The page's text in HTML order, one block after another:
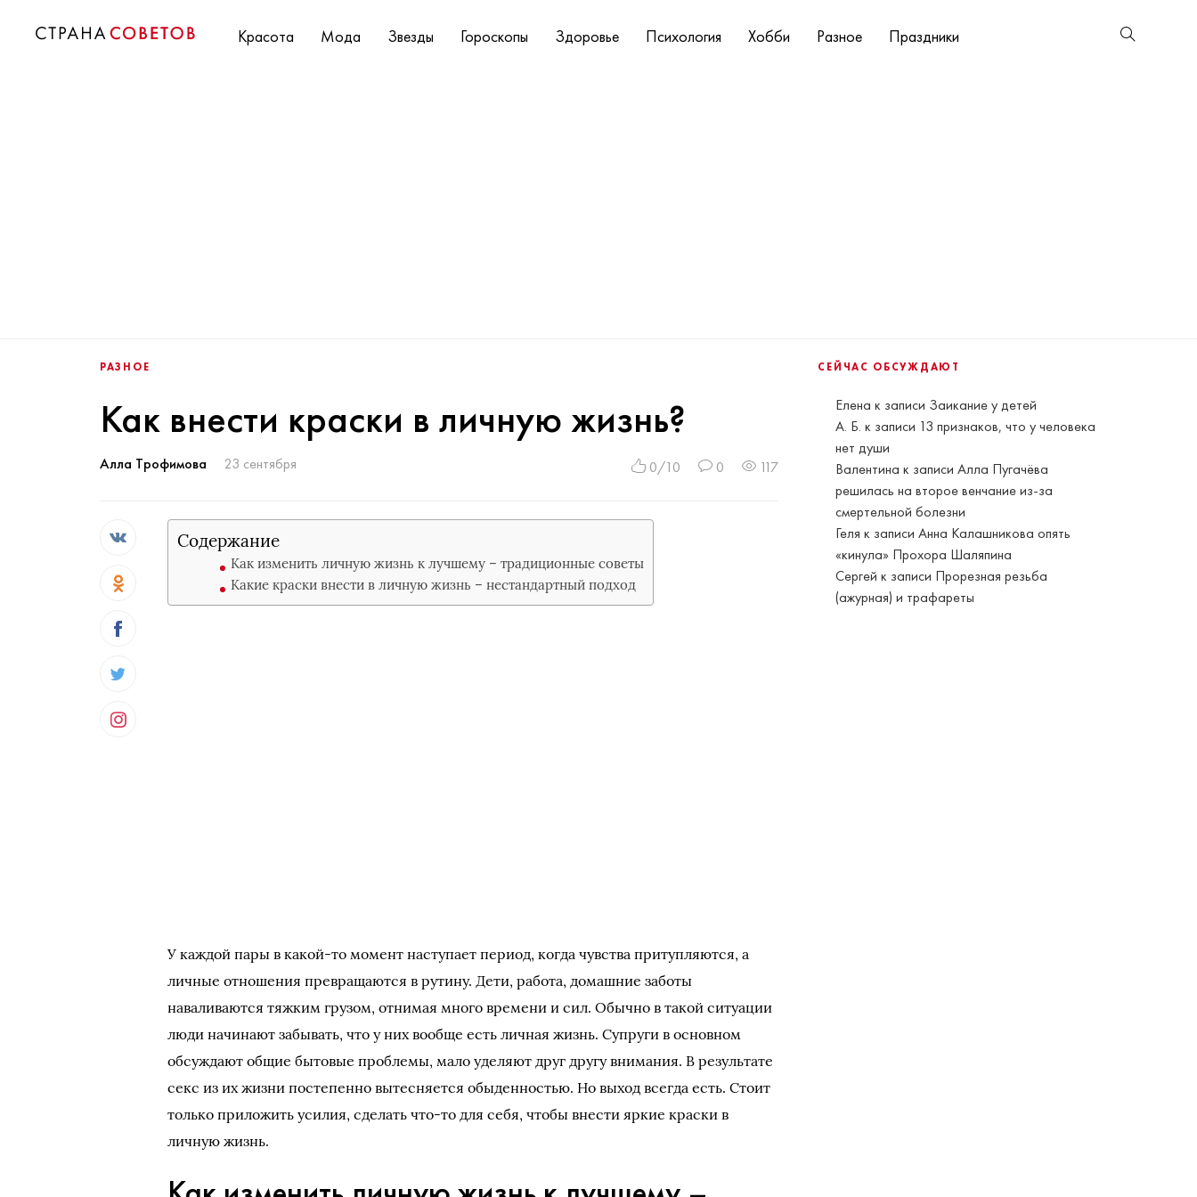
Красота Мода Звезды Гороскопы Здоровье Психология Хобби Разное Праздники
СЕЙЧАС ОБСУЖДАЮТ
Елена к записи Заикание у детей
А. Б. к записи 13 признаков, что у человека
нет души
Валентина к записиАлла Пугачёва
решилась на второе венчание из-за
смертельной болезни
Геля к записиАнна Калашникова опять
«кинула» Прохора Шаляпина
Сергей к записи Прорезная резьба
(ажурная) и трафареты
РАЗНОЕ
Как внести краски в личную жизнь?
Алла Трофимова 23 сентября 0/10 0 117
Содержание
Как изменить личную жизнь к лучшему – традиционные советы
Какие краски внести в личную жизнь – нестандартный подход
У каждой пары в какой-то момент наступает период, когда чувства притупляются, а
личные отношения превращаются в рутину. Дети, работа, домашние заботы
наваливаются тяжким грузом, отнимая много времени и сил. Обычно в такой ситуации
люди начинают забывать, что у них вообще есть личная жизнь. Супруги в основном
обсуждают общие бытовые проблемы, мало уделяют друг другу внимания. В результате
секс из их жизни постепенно вытесняется обыденностью. Но выход всегда есть. Стоит
только приложить усилия, сделать что-то для себя, чтобы внести яркие краски в
личную жизнь.